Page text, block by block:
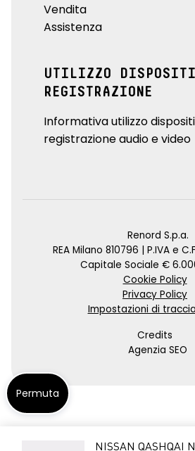
NISSAN QASHQAI
Vendita
Assistenza
UTILIZZO
REGISTRAZIONE
Informativa utilizzo
registrazione audio e video
Renord S.p.a.
REA Milano 810796 | P.IVA e
Capitale Sociale €
Cookie Policy
Privacy Policy
Impostazioni di
Credits
Agenzia SEO
Permuta